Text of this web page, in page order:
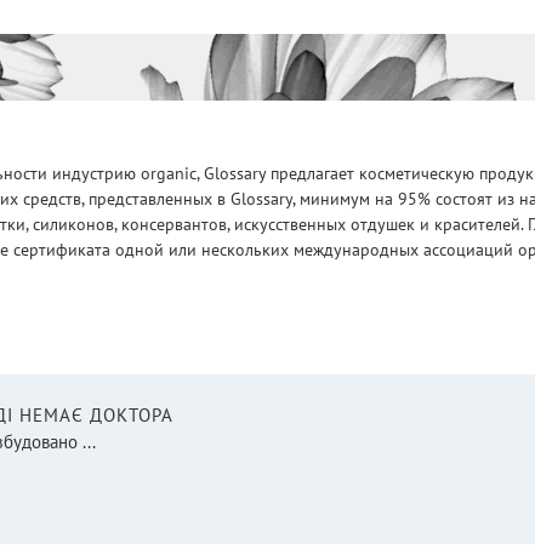
индустрию organic, Glossary предлагает косметическую
средств, представленных в Glossary, минимум на 95% состоят из
силиконов, консервантов, искусственных отдушек и
сертификата одной или нескольких международных ассоциаций
НЕМАЄ ДОКТОРА
...